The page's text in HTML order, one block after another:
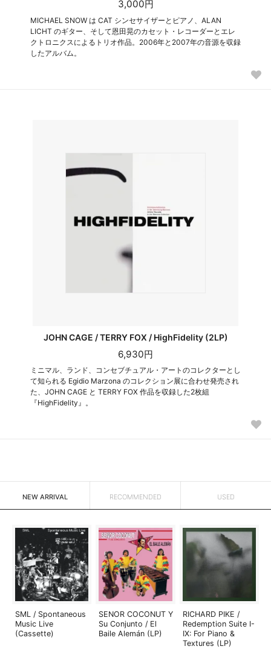
3,000円
MICHAEL SNOW は CAT シンセサイザーとピアノ、ALAN
LICHT のギター、そして恩田晃のカセット・レコーダーとエレ
クトロニクスによるトリオ作品。2006年と2007年の音源を収録
したアルバム。
JOHN CAGE / TERRY FOX / HighFidelity (2LP)
6,930円
ミニマル、ランド、コンセブチュアル・アートのコレクターとし
て知られる Egidio Marzona のコレクション展に合わせ発売され
た、JOHN CAGE と TERRY FOX 作品を収録した2枚組
『HighFidelity』。
NEW ARRIVAL RECOMMENDED USED
SML / Spontaneous
Music Live
(Cassette)
SENOR COCONUT Y
Su Conjunto / El
Baile Alemán (LP)
RICHARD PIKE /
Redemption Suite I-
IX: For Piano &
Textures (LP)